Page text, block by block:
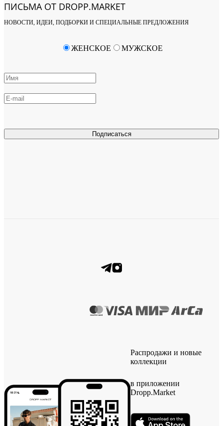
ПИСЬМА ОТ DROPP.MARKET
НОВОСТИ, ИДЕИ, ПОДБОРКИ И СПЕЦИАЛЬНЫЕ ПРЕДЛОЖЕНИЯ
Подписаться
ЖЕНСКОЕ МУЖСКОЕ
Распродажи и новые
коллекции
в приложении
Dropp.Market